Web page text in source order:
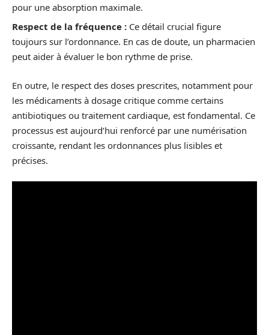
pour une absorption maximale.
Respect de la fréquence : Ce détail crucial figure
toujours sur l’ordonnance. En cas de doute, un pharmacien
peut aider à évaluer le bon rythme de prise.
En outre, le respect des doses prescrites, notamment pour
les médicaments à dosage critique comme certains
antibiotiques ou traitement cardiaque, est fondamental. Ce
processus est aujourd’hui renforcé par une numérisation
croissante, rendant les ordonnances plus lisibles et
précises.